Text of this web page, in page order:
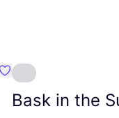
Favorit SAMSØE
Bask in the